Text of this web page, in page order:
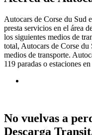
Autocars de Corse du Sud
presta servicios en el área
los siguientes medios de
total, Autocars de Corse du
medios de transporte.
119 paradas o estaciones
No vuelvas a
Descarga